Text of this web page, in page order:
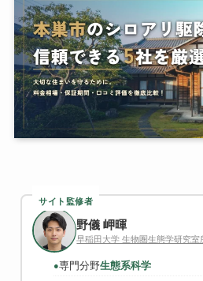
サイト監修者
野儀 岬暉
早稲田大学 生物圏生態学研究室
●専門分野生態系科学